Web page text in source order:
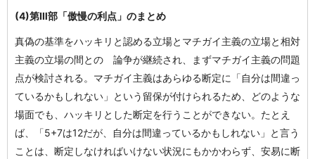
(4)第Ⅲ部「傲慢の利点」のまとめ
真偽の基準をハッキリと認める立場とマチガイ主義の立場と相対
主義の立場の間との 論争が継続され、まずマチガイ主義の問題
点が検討される。マチガイ主義はあらゆる断定に「自分は間違っ
ているかもしれない」という留保が付けられるため、どのような
場面でも、ハッキリとした断定を行うことができない。たとえ
ば、「5+7は12だが、自分は間違っているかもしれない」と言う
ことは、断定しなければいけない状況にもかかわらず、安易に断